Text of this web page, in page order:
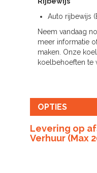
Auto rijbewijs
Neem vandaag
meer informatie
maken. Onze
koelbehoeften te
OPTIES
Levering op
Verhuur (Max